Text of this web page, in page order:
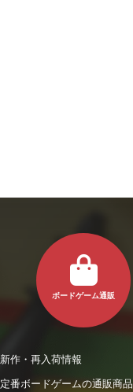
ボードゲーム通販
新作・再入荷情報
定番ボードゲームの通販商品